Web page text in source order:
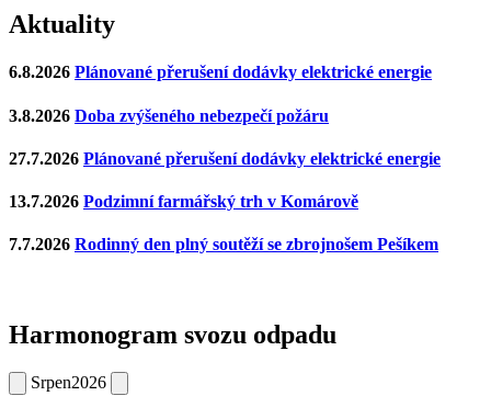
Aktuality
6.8.2026 Plánované přerušení dodávky elektrické energie
3.8.2026 Doba zvýšeného nebezpečí požáru
27.7.2026 Plánované přerušení dodávky elektrické energie
13.7.2026 Podzimní farmářský trh v Komárově
7.7.2026 Rodinný den plný soutěží se zbrojnošem Pešíkem
Harmonogram svozu odpadu
Srpen2026